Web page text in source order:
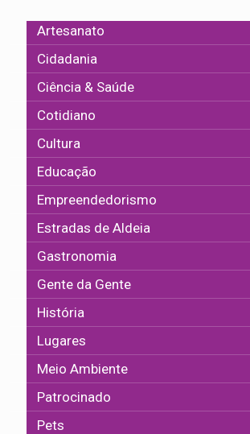
Artesanato
Cidadania
Ciência & Saúde
Cotidiano
Cultura
Educação
Empreendedorismo
Estradas de Aldeia
Gastronomia
Gente da Gente
História
Lugares
Meio Ambiente
Patrocinado
Pets